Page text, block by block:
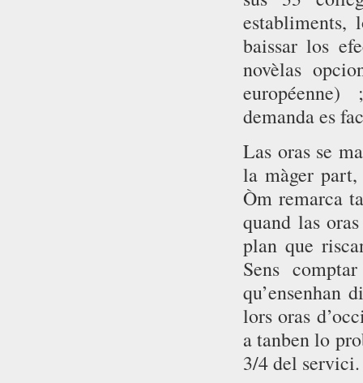
establiments,
baissar los
novèlas
demanda es
Las oras se
la màger part,
Òm remarca
quand las
plan que
Sens
qu’ensenhan
lors oras
a tanben lo
3/4 del servici.